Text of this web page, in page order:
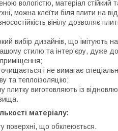
вологістю, матеріал стійкий
можна клеїти біля плити на
вінілу дозволяє
вибір дизайнів, що імітують
стилю та інтер'єру, дуже
очищається і не вимагає
та теплоізоляцію;
плитку виготовляють із
матеріалу:
поверхні, що обклеюється.